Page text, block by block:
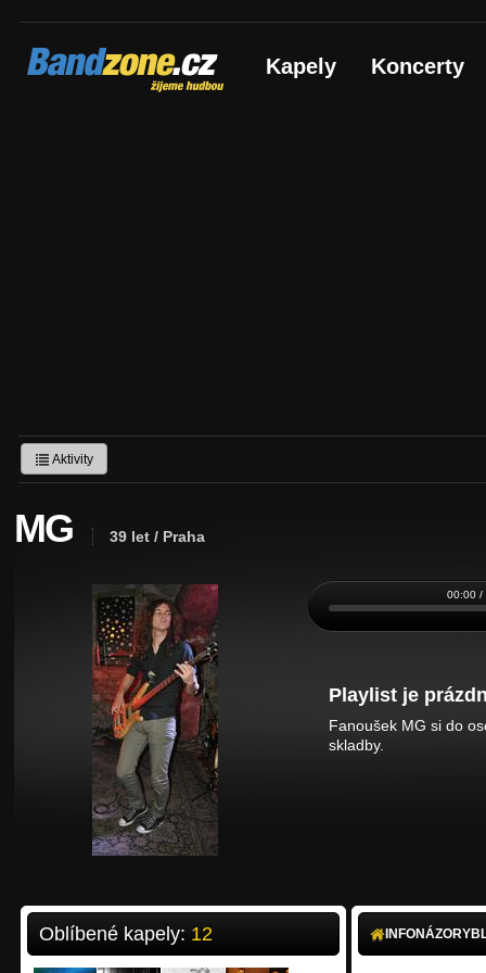
Bandzone.cz
žijeme hudbou Kapely Koncerty
Aktivity
MG 39 let / Praha
00:00 /
Playlist je
Fanoušek MG si do
skladby.
Oblíbené kapely: 12 INFONÁZORY